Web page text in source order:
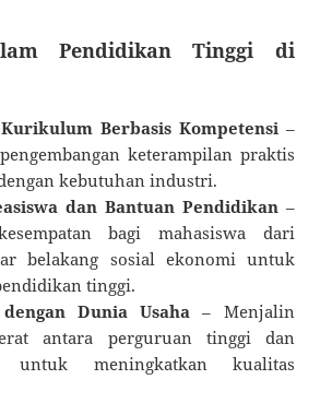
Pendidikan Tinggi di
Berbasis Kompetensi –
keterampilan praktis
kebutuhan industri.
dan Bantuan Pendidikan –
bagi mahasiswa dari
belakang sosial ekonomi untuk
tinggi.
Dunia Usaha – Menjalin
antara perguruan tinggi dan
untuk meningkatkan kualitas